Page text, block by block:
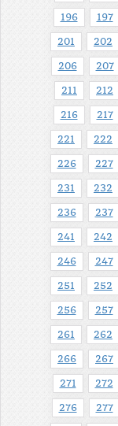
196 197
201 202
206 207
211 212
216 217
221 222
226 227
231 232
236 237
241 242
246 247
251 252
256 257
261 262
266 267
271 272
276 277